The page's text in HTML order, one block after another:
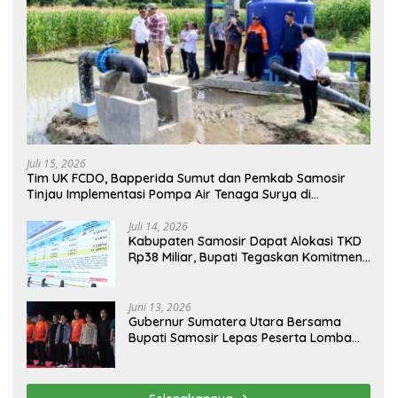
Juli 15, 2026
Tim UK FCDO, Bapperida Sumut dan Pemkab Samosir
Tinjau Implementasi Pompa Air Tenaga Surya di
Juli 14, 2026
Kabupaten Samosir Dapat Alokasi TKD
Rp38 Miliar, Bupati Tegaskan Komitmen
Juni 13, 2026
Gubernur Sumatera Utara Bersama
Bupati Samosir Lepas Peserta Lomba